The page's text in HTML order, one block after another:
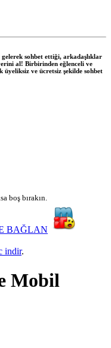
sohbet ettiği, arkadaşlıklar
al! Birbirinden eğlenceli ve
ve ücretsiz şekilde sohbet
boş bırakın.
BAĞLAN
indir.
Mobil